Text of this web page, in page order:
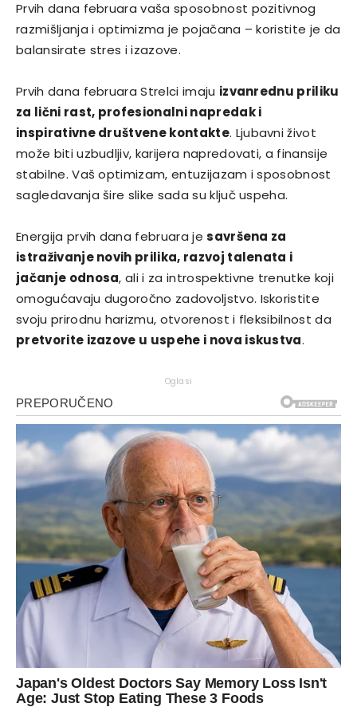
Prvih dana februara vaša sposobnost pozitivnog
razmišljanja i optimizma je pojačana – koristite je da
balansirate stres i izazove.
Prvih dana februara Strelci imaju izvanrednu priliku
za lični rast, profesionalni napredak i
inspirativne društvene kontakte. Ljubavni život
može biti uzbudljiv, karijera napredovati, a finansije
stabilne. Vaš optimizam, entuzijazam i sposobnost
sagledavanja šire slike sada su ključ uspeha.
Energija prvih dana februara jesavršena za
istraživanje novih prilika, razvoj talenata i
jačanje odnosa, ali i za introspektivne trenutke koji
omogućavaju dugoročno zadovoljstvo. Iskoristite
svoju prirodnu harizmu, otvorenost i fleksibilnost da
pretvorite izazove u uspehe i nova iskustva.
Oglasi